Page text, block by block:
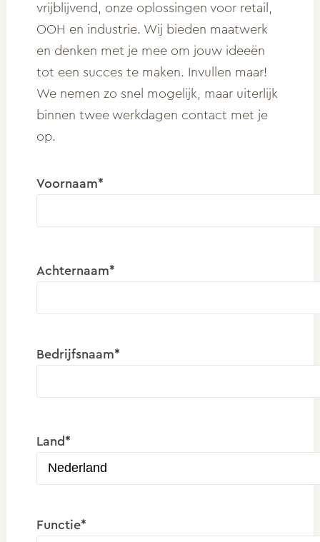
vrijblijvend, onze oplossingen voor retail,
OOH en industrie. Wij bieden maatwerk
en denken met je mee om jouw ideeën
tot een succes te maken. Invullen maar!
We nemen zo snel mogelijk, maar uiterlijk
binnen twee werkdagen contact met je
op.
Voornaam*
Achternaam*
Bedrijfsnaam*
Land*
Functie*